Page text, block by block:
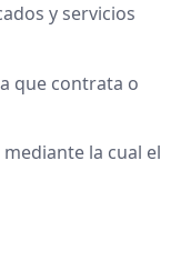
y servicios
que contrata o
la cual el